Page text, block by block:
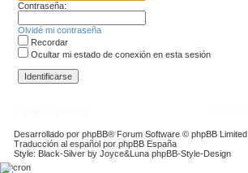
Contraseña:
Olvidé mi contraseña
Recordar
Ocultar mi estado de conexión en esta sesión
Desarrollado por phpBB® Forum Software © phpBB Limited
Traducción al español por phpBB España
Style: Black-Silver by Joyce&Luna phpBB-Style-Design